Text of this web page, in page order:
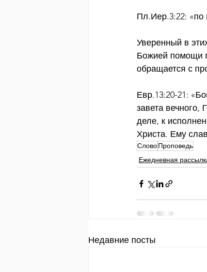
Пл.Иер.3:22: «по
Уверенный в
Божией помощи
обращается с
Евр.13:20-21:
завета вечного,
деле, к
Христа. Ему
СловоПроповедь
Ежедневная
Недавние посты